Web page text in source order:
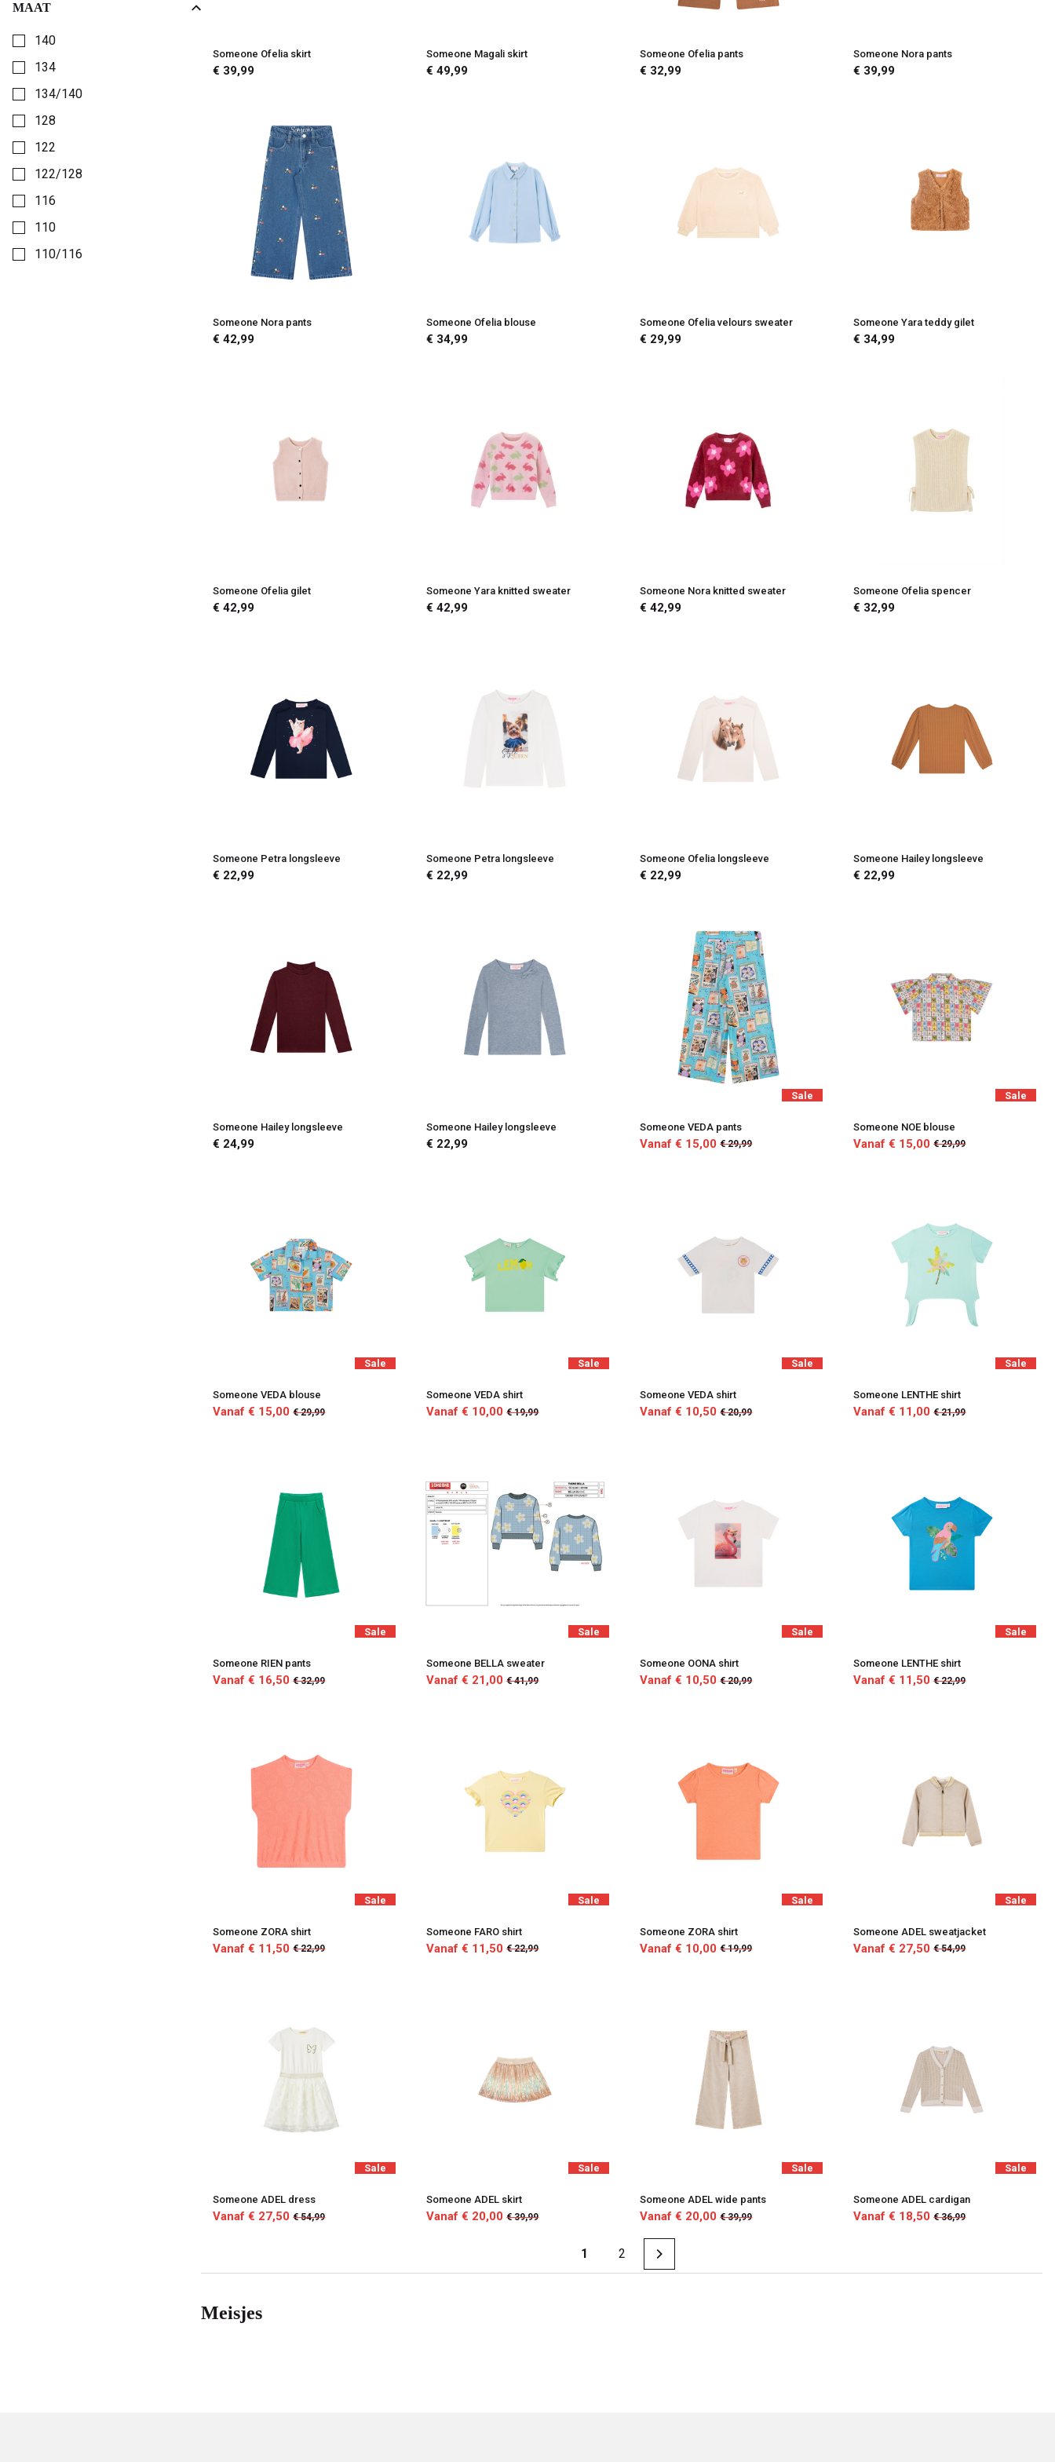
MAAT
140
134
134/140
128
122
122/128
116
110
110/116
Someone Ofelia skirt
€ 39,99
Someone Magali skirt
€ 49,99
Someone Ofelia pants
€ 32,99
Someone Nora pants
€ 39,99
Someone Nora pants
€ 42,99
Someone Ofelia blouse
€ 34,99
Someone Ofelia velours sweater
€ 29,99
Someone Yara teddy gilet
€ 34,99
Someone Ofelia gilet
€ 42,99
Someone Yara knitted sweater
€ 42,99
Someone Nora knitted sweater
€ 42,99
Someone Ofelia spencer
€ 32,99
Someone Petra longsleeve
€ 22,99
Someone Petra longsleeve
€ 22,99
Someone Ofelia longsleeve
€ 22,99
Someone Hailey longsleeve
€ 22,99
Someone Hailey longsleeve
€ 24,99
Someone Hailey longsleeve
€ 22,99
Sale
Someone VEDA pants
Vanaf € 15,00 € 29,99
Sale
Someone NOE blouse
Vanaf € 15,00 € 29,99
Sale
Someone VEDA blouse
Vanaf € 15,00 € 29,99
Sale
Someone VEDA shirt
Vanaf € 10,00 € 19,99
Sale
Someone VEDA shirt
Vanaf € 10,50 € 20,99
Sale
Someone LENTHE shirt
Vanaf € 11,00 € 21,99
Sale
Someone RIEN pants
Vanaf € 16,50 € 32,99
Sale
Someone BELLA sweater
Vanaf € 21,00 € 41,99
Sale
Someone OONA shirt
Vanaf € 10,50 € 20,99
Sale
Someone LENTHE shirt
Vanaf € 11,50 € 22,99
Sale
Someone ZORA shirt
Vanaf € 11,50 € 22,99
Sale
Someone FARO shirt
Vanaf € 11,50 € 22,99
Sale
Someone ZORA shirt
Vanaf € 10,00 € 19,99
Sale
Someone ADEL sweatjacket
Vanaf € 27,50 € 54,99
Sale
Someone ADEL dress
Vanaf € 27,50 € 54,99
Sale
Someone ADEL skirt
Vanaf € 20,00 € 39,99
Sale
Someone ADEL wide pants
Vanaf € 20,00 € 39,99
Sale
Someone ADEL cardigan
Vanaf € 18,50 € 36,99
1 2
Meisjes